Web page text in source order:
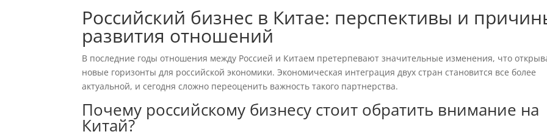
Российский бизнес в Китае: перспективы и
развития отношений
В последние годы отношения между Россией и Китаем претерпевают значительные изменения, что
новые горизонты для российской экономики. Экономическая интеграция двух стран становится все более
актуальной, и сегодня сложно переоценить важность такого партнерства.
Почему российскому бизнесу стоит обратить внимание на
Китай?